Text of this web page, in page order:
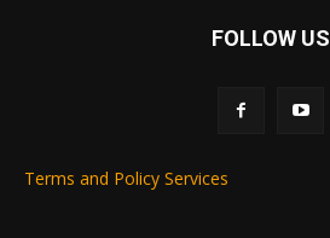
FOLLOW US
Terms and Policy Services